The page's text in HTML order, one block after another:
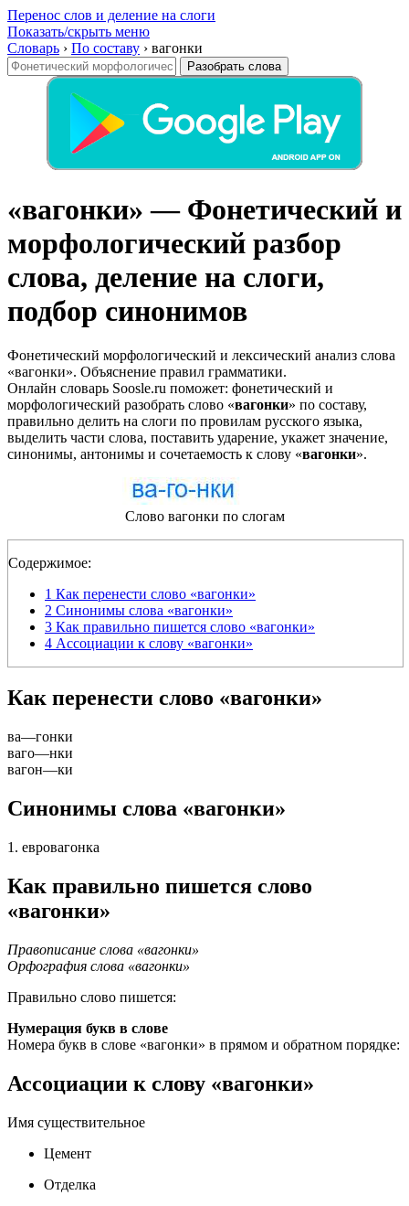
Перенос слов и деление на слоги
Показать/скрыть меню
Словарь › По составу › вагонки
Разобрать слова
«вагонки» — Фонетический и
морфологический разбор
слова, деление на слоги,
подбор синонимов
Фонетический морфологический и лексический анализ слова
«вагонки». Объяснение правил грамматики.
Онлайн словарь Soosle.ru поможет: фонетический и
морфологический разобрать слово «вагонки» по составу,
правильно делить на слоги по провилам русского языка,
выделить части слова, поставить ударение, укажет значение,
синонимы, антонимы и сочетаемость к слову «вагонки».
Слово вагонки по слогам
Содержимое:
1 Как перенести слово «вагонки»
2 Синонимы слова «вагонки»
3 Как правильно пишется слово «вагонки»
4 Ассоциации к слову «вагонки»
Как перенести слово «вагонки»
ва—гонки
ваго—нки
вагон—ки
Синонимы слова «вагонки»
1. евровагонка
Как правильно пишется слово
«вагонки»
Правописание слова «вагонки»
Орфография слова «вагонки»
Правильно слово пишется:
Нумерация букв в слове
Номера букв в слове «вагонки» в прямом и обратном порядке:
Ассоциации к слову «вагонки»
Имя существительное
Цемент
Отделка